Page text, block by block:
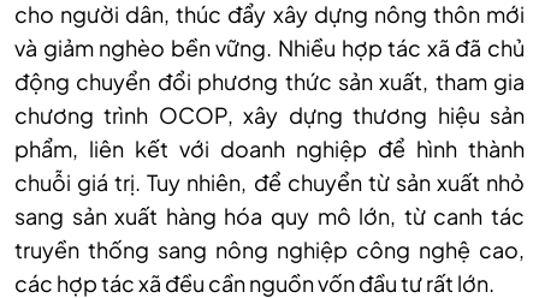
cho người dân, thúc đẩy xây dựng nông thôn mới
và giảm nghèo bền vững. Nhiều hợp tác xã đã chủ
động chuyển đổi phương thức sản xuất, tham gia
chương trình OCOP, xây dựng thương hiệu sản
phẩm, liên kết với doanh nghiệp để hình thành
chuỗi giá trị. Tuy nhiên, để chuyển từ sản xuất nhỏ
sang sản xuất hàng hóa quy mô lớn, từ canh tác
truyền thống sang nông nghiệp công nghệ cao,
các hợp tác xã đều cần nguồn vốn đầu tư rất lớn.